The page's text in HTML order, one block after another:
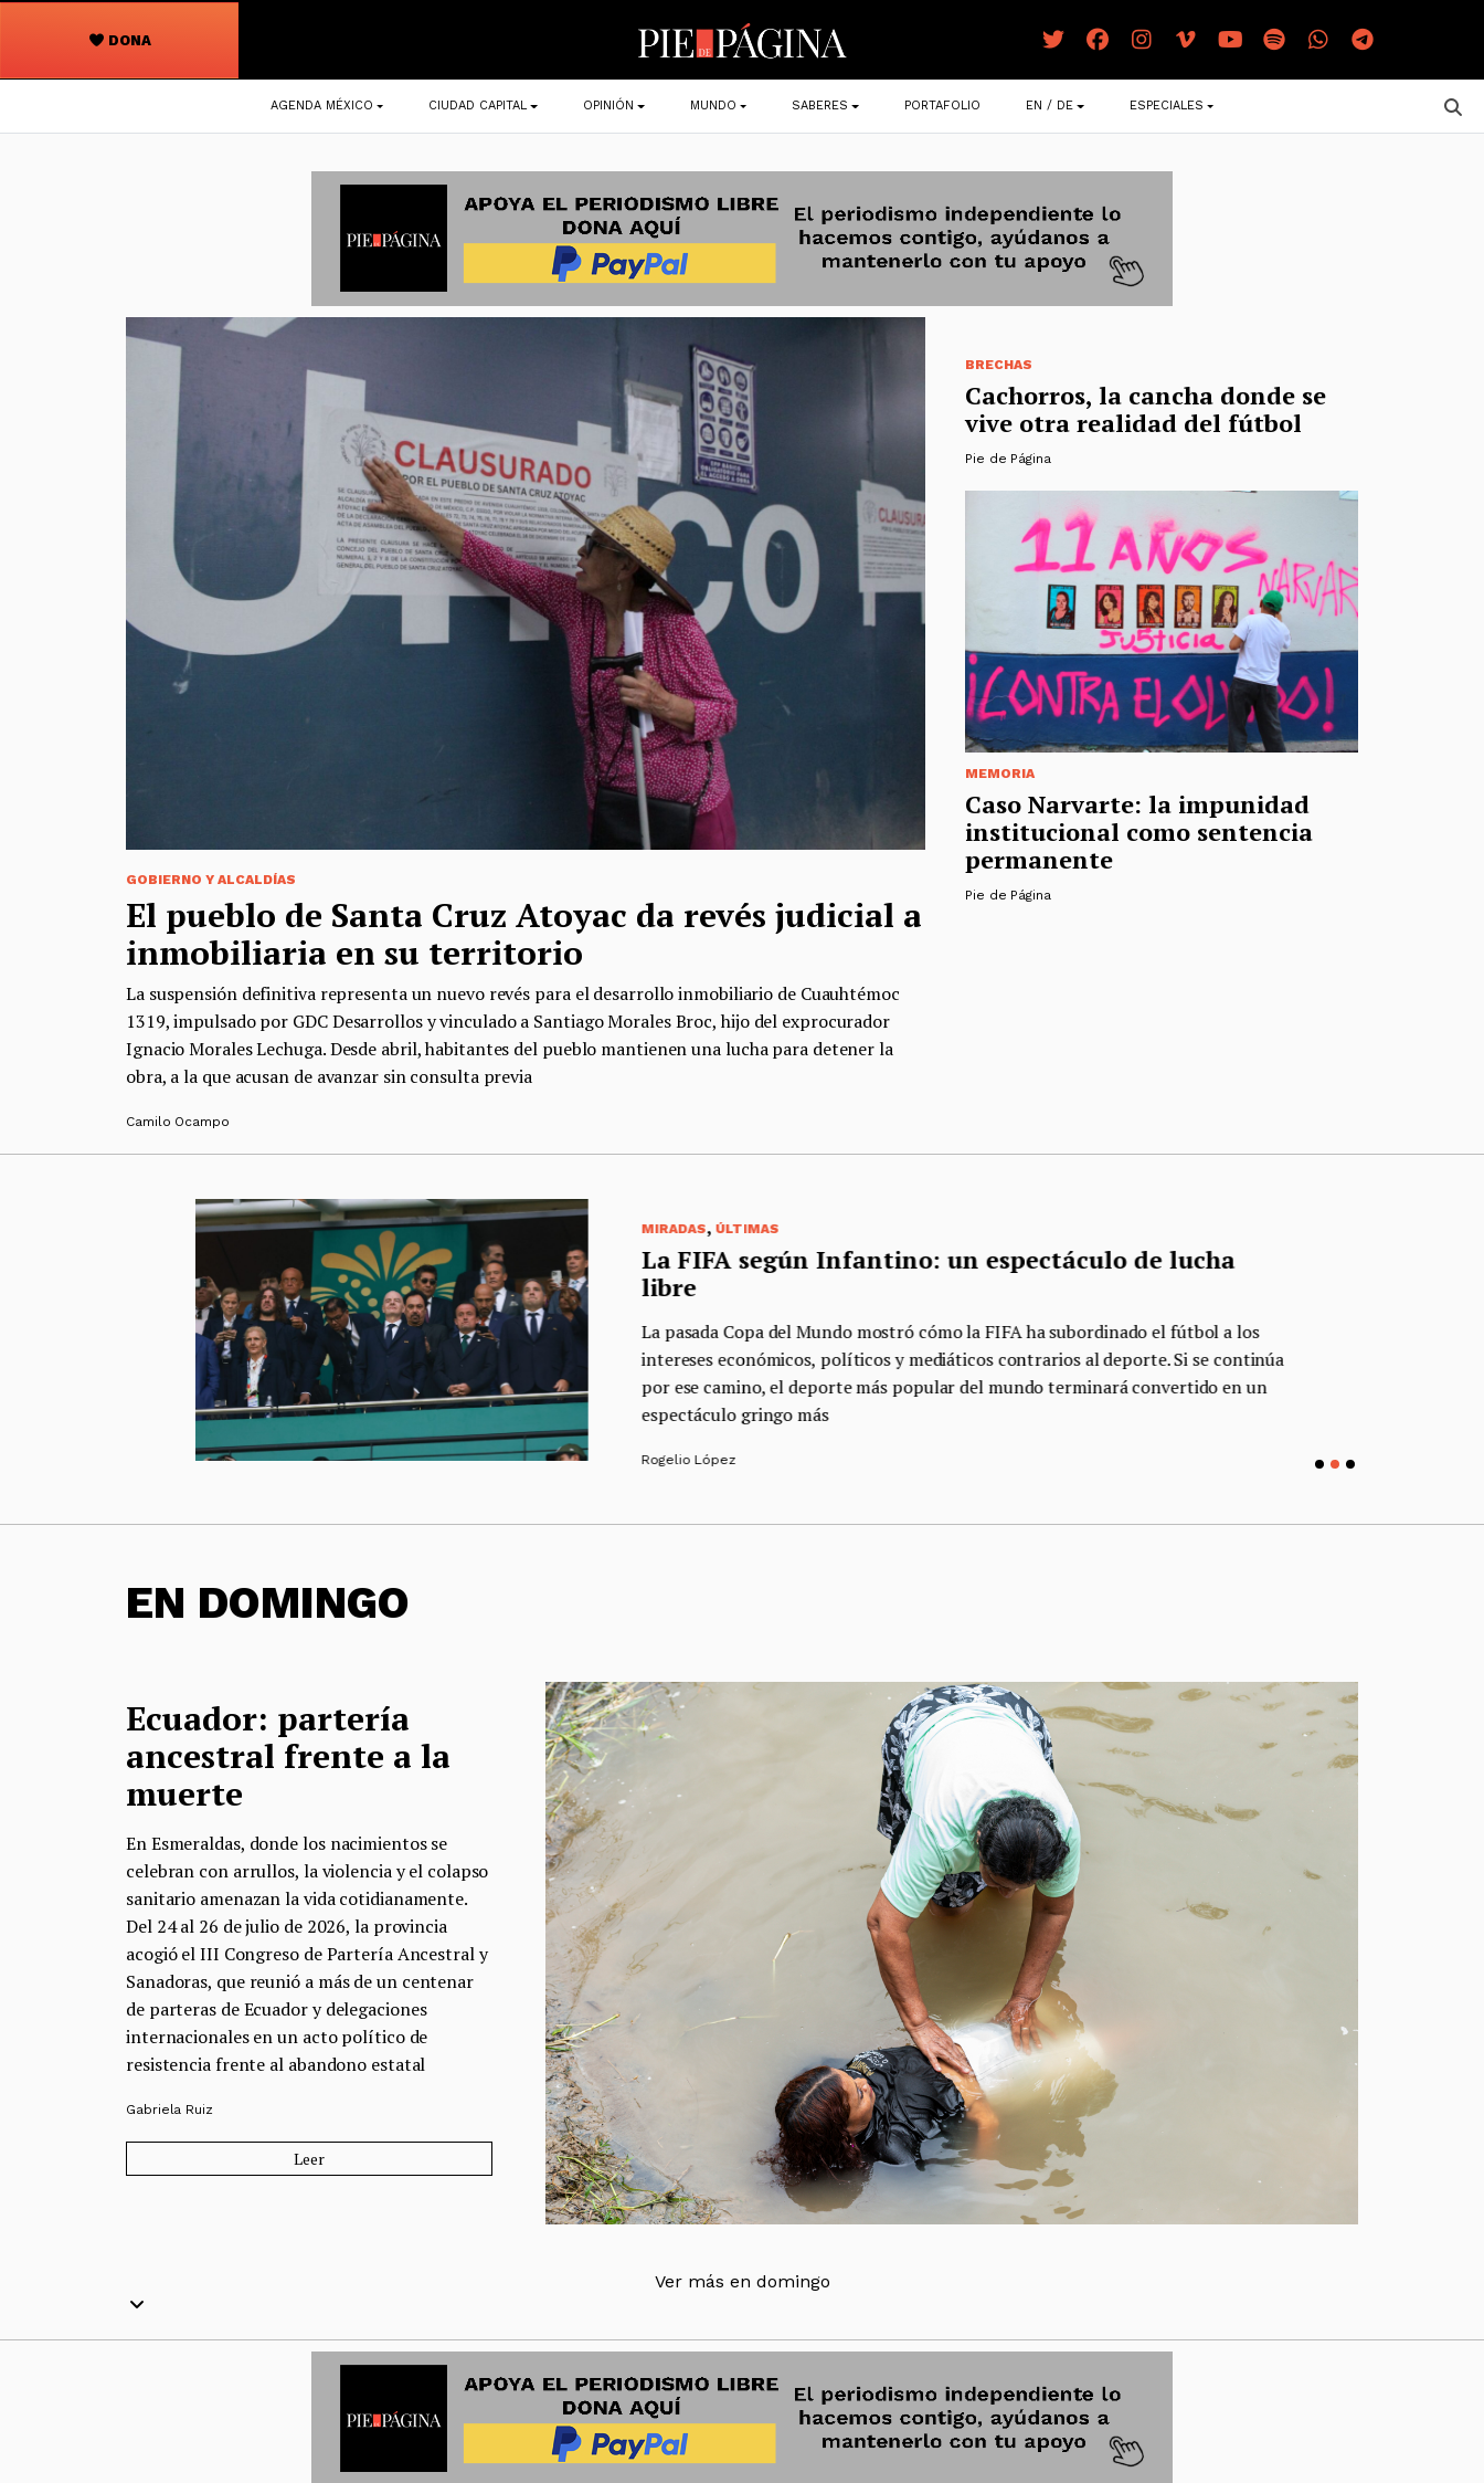
DONA
Navegación
principal
AGENDA MÉXICO CIUDAD CAPITAL OPINIÓN MUNDO SABERES PORTAFOLIO EN / DE ESPECIALES
GOBIERNO Y ALCALDÍAS
El pueblo de Santa Cruz Atoyac da revés judicial a
inmobiliaria en su territorio
La suspensión definitiva representa un nuevo revés para el desarrollo inmobiliario de Cuauhtémoc
1319, impulsado por GDC Desarrollos y vinculado a Santiago Morales Broc, hijo del exprocurador
Ignacio Morales Lechuga. Desde abril, habitantes del pueblo mantienen una lucha para detener la
obra, a la que acusan de avanzar sin consulta previa
Camilo Ocampo
BRECHAS
Cachorros, la cancha donde se
vive otra realidad del fútbol
Pie de Página
MEMORIA
Caso Narvarte: la impunidad
institucional como sentencia
permanente
Pie de Página
,ÚLTIMAS
La FIFA según Infantino: un espectáculo de lucha
libre
La pasada Copa del Mundo mostró cómo la FIFA ha subordinado el fútbol a los
intereses económicos, políticos y mediáticos contrarios al deporte. Si se continúa
por ese camino, el deporte más popular del mundo terminará convertido en un
espectáculo gringo más
Rogelio López
Previous
EN DOMINGO
Ecuador: partería
ancestral frente a la
muerte
En Esmeraldas, donde los nacimientos se
celebran con arrullos, la violencia y el colapso
sanitario amenazan la vida cotidianamente.
Del 24 al 26 de julio de 2026, la provincia
acogió el III Congreso de Partería Ancestral y
Sanadoras, que reunió a más de un centenar
de parteras de Ecuador y delegaciones
internacionales en un acto político de
resistencia frente al abandono estatal
Gabriela Ruiz
Leer
Ver más en domingo